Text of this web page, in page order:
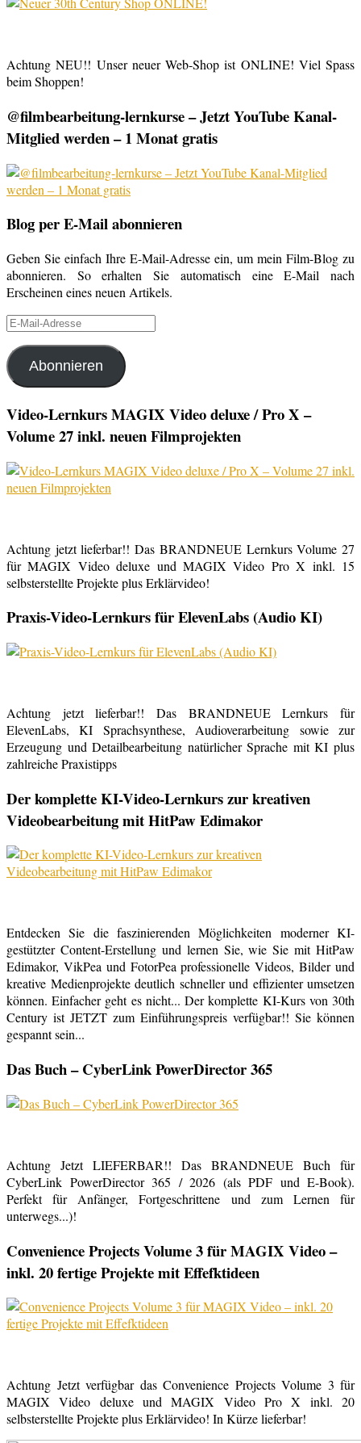
Achtung NEU!! Unser neuer Web-Shop ist ONLINE! Viel Spass
beim Shoppen!
@filmbearbeitung-lernkurse – Jetzt YouTube Kanal-
Mitglied werden – 1 Monat gratis
Blog per E-Mail abonnieren
Geben Sie einfach Ihre E-Mail-Adresse ein, um mein Film-Blog zu
abonnieren. So erhalten Sie automatisch eine E-Mail nach
Erscheinen eines neuen Artikels.
E-
Adresse
Abonnieren
Video-Lernkurs MAGIX Video deluxe / Pro X –
Volume 27 inkl. neuen Filmprojekten
Achtung jetzt lieferbar!! Das BRANDNEUE Lernkurs Volume 27
für MAGIX Video deluxe und MAGIX Video Pro X inkl. 15
selbsterstellte Projekte plus Erklärvideo!
Praxis-Video-Lernkurs für ElevenLabs (Audio KI)
Achtung jetzt lieferbar!! Das BRANDNEUE Lernkurs für
ElevenLabs, KI Sprachsynthese, Audioverarbeitung sowie zur
Erzeugung und Detailbearbeitung natürlicher Sprache mit KI plus
zahlreiche Praxistipps
Der komplette KI-Video-Lernkurs zur kreativen
Videobearbeitung mit HitPaw Edimakor
Entdecken Sie die faszinierenden Möglichkeiten moderner KI-
gestützter Content-Erstellung und lernen Sie, wie Sie mit HitPaw
Edimakor, VikPea und FotorPea professionelle Videos, Bilder und
kreative Medienprojekte deutlich schneller und effizienter umsetzen
können. Einfacher geht es nicht... Der komplette KI-Kurs von 30th
Century ist JETZT zum Einführungspreis verfügbar!! Sie können
gespannt sein...
Das Buch – CyberLink PowerDirector 365
Achtung Jetzt LIEFERBAR!! Das BRANDNEUE Buch für
CyberLink PowerDirector 365 / 2026 (als PDF und E-Book).
Perfekt für Anfänger, Fortgeschrittene und zum Lernen für
unterwegs...)!
Convenience Projects Volume 3 für MAGIX Video –
inkl. 20 fertige Projekte mit Effefktideen
Achtung Jetzt verfügbar das Convenience Projects Volume 3 für
MAGIX Video deluxe und MAGIX Video Pro X inkl. 20
selbsterstellte Projekte plus Erklärvideo! In Kürze lieferbar!